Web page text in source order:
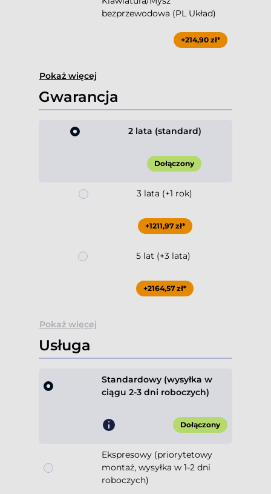
bezprzewodowa (PL Układ)
+214,90 zł*
Pokaż więcej
Gwarancja
2 lata (standard)
Dołączony
3 lata (+1 rok)
+1211,97 zł*
5 lat (+3 lata)
+2164,57 zł*
Pokaż więcej
Usługa
Standardowy (wysyłka w
ciągu 2-3 dni roboczych)
Dołączony
Ekspresowy (priorytetowy
montaż, wysyłka w 1-2 dni
roboczych)